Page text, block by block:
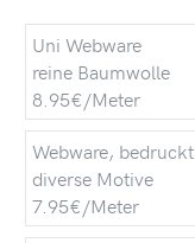
Uni Webware
reine Baumwolle
8.95€/Meter
Webware, bedruckt
diverse Motive
7.95€/Meter